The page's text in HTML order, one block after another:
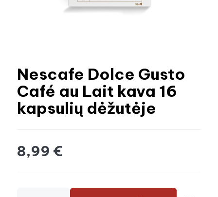
Nescafe Dolce Gusto
Café au Lait kava 16
kapsulių dėžutėje
8,99 €